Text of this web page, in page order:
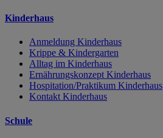
Kinderhaus
Anmeldung Kinderhaus
Krippe & Kindergarten
Alltag im Kinderhaus
Ernährungskonzept Kinderhaus
Hospitation/Praktikum Kinderhaus
Kontakt Kinderhaus
Schule